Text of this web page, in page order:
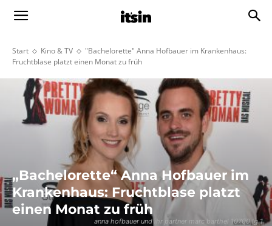
Start Kino & TV
"Bachelorette" Anna Hofbauer im Krankenhaus:
Fruchtblase platzt einen Monat zu früh
anna hofbauer und ihr partner marc barthel 10700 lg 1
„Bachelorette“ Anna Hofbauer im
Krankenhaus: Fruchtblase platzt
einen Monat zu früh